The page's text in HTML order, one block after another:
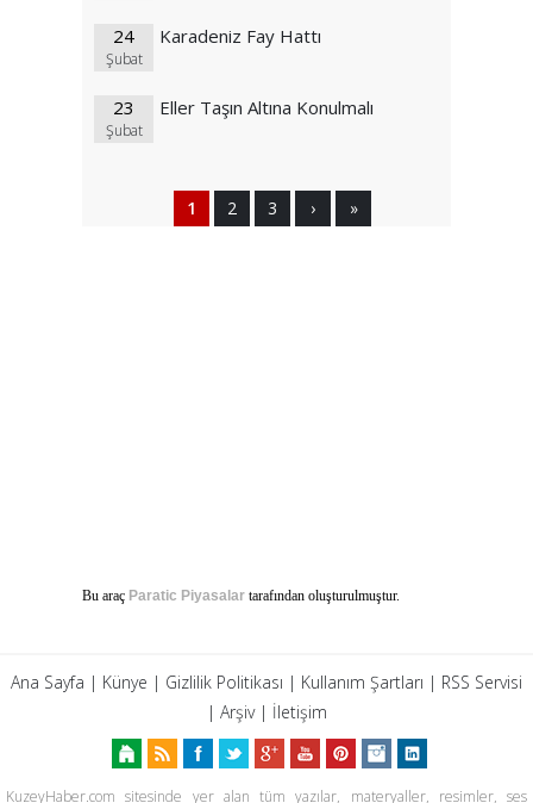
24
Şubat
Karadeniz Fay Hattı
23
Şubat
Eller Taşın Altına Konulmalı
1 2 3 › »
Bu araç Paratic Piyasalar tarafından oluşturulmuştur.
Ana Sayfa | Künye | Gizlilik Politikası | Kullanım Şartları | RSS Servisi
| Arşiv| İletişim
KuzeyHaber.com sitesinde yer alan tüm yazılar, materyaller, resimler, ses